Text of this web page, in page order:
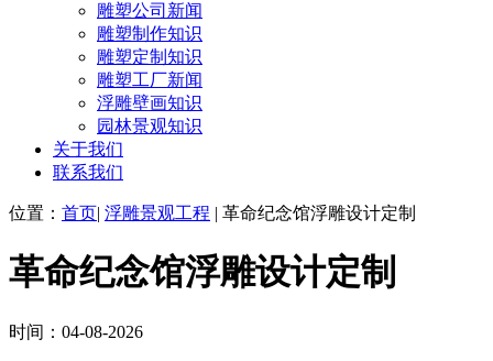
雕塑公司新闻
雕塑制作知识
雕塑定制知识
雕塑工厂新闻
浮雕壁画知识
园林景观知识
关于我们
联系我们
位置： 首页| 浮雕景观工程 | 革命纪念馆浮雕设计定制
革命纪念馆浮雕设计定制
时间：04-08-2026